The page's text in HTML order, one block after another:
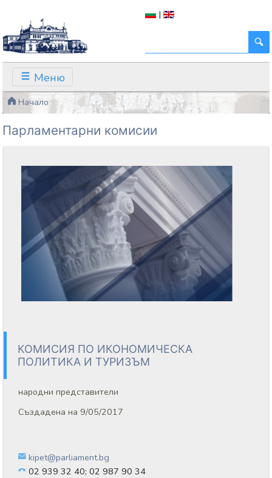
|
Меню
Начало
Парламентарни комисии
КОМИСИЯ ПО ИКОНОМИЧЕСКА
ПОЛИТИКА И ТУРИЗЪМ
народни представители
Създадена на 9/05/2017
kipet@parliament.bg
02 939 32 40; 02 987 90 34